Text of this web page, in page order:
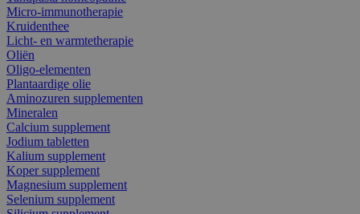
Micro-immunotherapie
Kruidenthee
Licht- en warmtetherapie
Oliën
Oligo-elementen
Plantaardige olie
Aminozuren supplementen
Mineralen
Calcium supplement
Jodium tabletten
Kalium supplement
Koper supplement
Magnesium supplement
Selenium supplement